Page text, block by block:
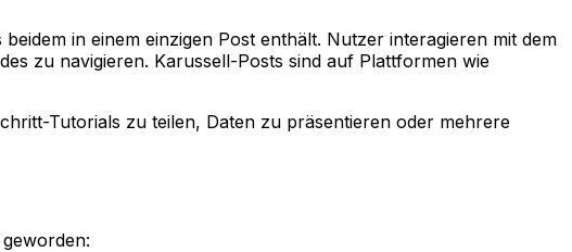
in einem einzigen Post enthält. Nutzer interagieren mit dem
zu navigieren. Karussell-Posts sind auf Plattformen wie
Tutorials zu teilen, Daten zu präsentieren oder mehrere